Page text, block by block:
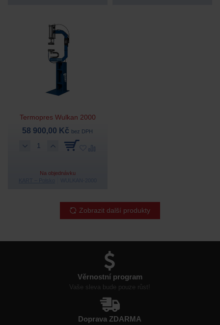
Termopres Wulkan 2000
58 900,00 Kč bez DPH
Na objednávku
Zobrazit další produkty
Věrnostní program
Vaše sleva bude pouze růst!
Doprava ZDARMA